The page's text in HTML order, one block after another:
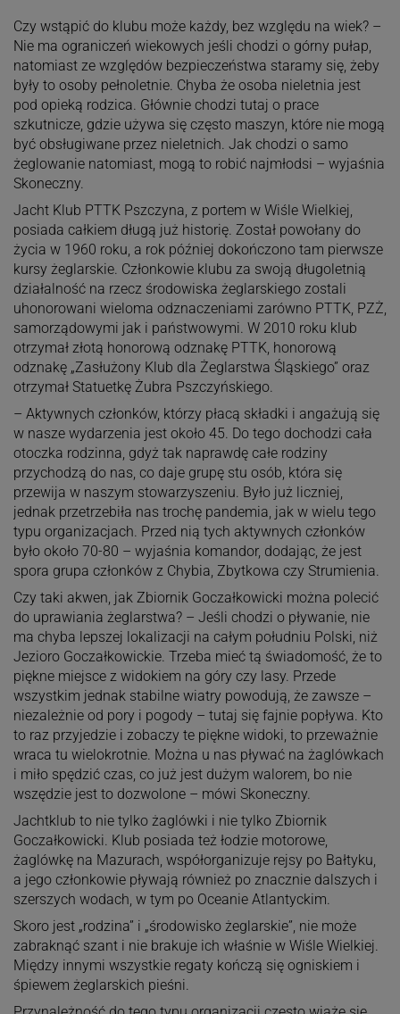
Czy wstąpić do klubu może każdy, bez względu na wiek? –
Nie ma ograniczeń wiekowych jeśli chodzi o górny pułap,
natomiast ze względów bezpieczeństwa staramy się, żeby
były to osoby pełnoletnie. Chyba że osoba nieletnia jest
pod opieką rodzica. Głównie chodzi tutaj o prace
szkutnicze, gdzie używa się często maszyn, które nie mogą
być obsługiwane przez nieletnich. Jak chodzi o samo
żeglowanie natomiast, mogą to robić najmłodsi – wyjaśnia
Skoneczny.
Jacht Klub PTTK Pszczyna, z portem w Wiśle Wielkiej,
posiada całkiem długą już historię. Został powołany do
życia w 1960 roku, a rok później dokończono tam pierwsze
kursy żeglarskie. Członkowie klubu za swoją długoletnią
działalność na rzecz środowiska żeglarskiego zostali
uhonorowani wieloma odznaczeniami zarówno PTTK, PZŻ,
samorządowymi jak i państwowymi. W 2010 roku klub
otrzymał złotą honorową odznakę PTTK, honorową
odznakę „Zasłużony Klub dla Żeglarstwa Śląskiego” oraz
otrzymał Statuetkę Żubra Pszczyńskiego.
– Aktywnych członków, którzy płacą składki i angażują się
w nasze wydarzenia jest około 45. Do tego dochodzi cała
otoczka rodzinna, gdyż tak naprawdę całe rodziny
przychodzą do nas, co daje grupę stu osób, która się
przewija w naszym stowarzyszeniu. Było już liczniej,
jednak przetrzebiła nas trochę pandemia, jak w wielu tego
typu organizacjach. Przed nią tych aktywnych członków
było około 70-80 – wyjaśnia komandor, dodając, że jest
spora grupa członków z Chybia, Zbytkowa czy Strumienia.
Czy taki akwen, jak Zbiornik Goczałkowicki można polecić
do uprawiania żeglarstwa? – Jeśli chodzi o pływanie, nie
ma chyba lepszej lokalizacji na całym południu Polski, niż
Jezioro Goczałkowickie. Trzeba mieć tą świadomość, że to
piękne miejsce z widokiem na góry czy lasy. Przede
wszystkim jednak stabilne wiatry powodują, że zawsze –
niezależnie od pory i pogody – tutaj się fajnie popływa. Kto
to raz przyjedzie i zobaczy te piękne widoki, to przeważnie
wraca tu wielokrotnie. Można u nas pływać na żaglówkach
i miło spędzić czas, co już jest dużym walorem, bo nie
wszędzie jest to dozwolone – mówi Skoneczny.
Jachtklub to nie tylko żaglówki i nie tylko Zbiornik
Goczałkowicki. Klub posiada też łodzie motorowe,
żaglówkę na Mazurach, współorganizuje rejsy po Bałtyku,
a jego członkowie pływają również po znacznie dalszych i
szerszych wodach, w tym po Oceanie Atlantyckim.
Skoro jest „rodzina” i „środowisko żeglarskie”, nie może
zabraknąć szant i nie brakuje ich właśnie w Wiśle Wielkiej.
Między innymi wszystkie regaty kończą się ogniskiem i
śpiewem żeglarskich pieśni.